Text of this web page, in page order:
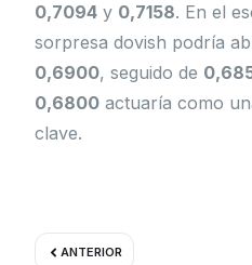
0,7094 y 0,7158. En el
sorpresa dovish podría
0,6900, seguido de
0,6800 actuaría como
clave.
ANTERIOR